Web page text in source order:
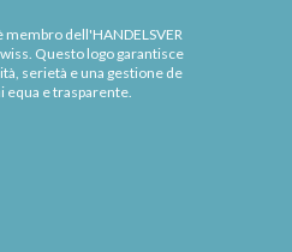
membro dell'HANDELSVER
Questo logo garantisce
serietà e una gestione de
equa e trasparente.